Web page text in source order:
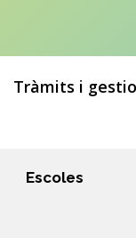
Tràmits i
Escoles